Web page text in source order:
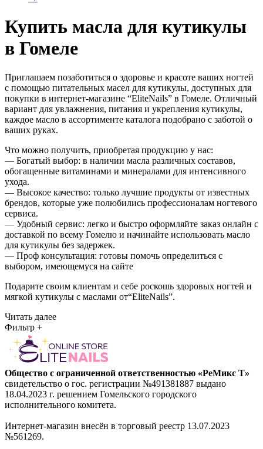
Купить масла для кутикулы
в Гомеле
Приглашаем позаботиться о здоровье и красоте ваших ногтей
с помощью питательных масел для кутикулы, доступных для
покупки в интернет-магазине “EliteNails” в Гомеле. Отличный
вариант для увлажнения, питания и укрепления кутикулы,
каждое масло в ассортименте каталога подобрано с заботой о
ваших руках.
Что можно получить, приобретая продукцию у нас:
— Богатый выбор: в наличии масла различных составов,
обогащенные витаминами и минералами для интенсивного
ухода.
— Высокое качество: только лучшие продукты от известных
брендов, которые уже полюбились профессионалам ногтевого
сервиса.
— Удобный сервис: легко и быстро оформляйте заказ онлайн с
доставкой по всему Гомелю и начинайте использовать масло
для кутикулы без задержек.
— Проф консультация: готовы помочь определиться с
выбором, имеющемуся на сайте
Подарите своим клиентам и себе роскошь здоровых ногтей и
мягкой кутикулы с маслами от“EliteNails”.
Читать далее
Фильтр +
Общество с ограниченной ответственностью «РеМикс Т»
свидетельство о гос. регистрации №491381887 выдано
18.04.2023 г. решением Гомельского городского
исполнительного комитета.
Интернет-магазин внесён в торговый реестр 13.07.2023
№561269.